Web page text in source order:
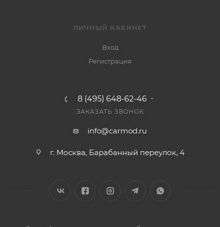
ЛИЧНЫЙ КАБИНЕТ
Вход
Регистрация
8 (495) 648-62-46
ЗАКАЗАТЬ ЗВОНОК
info@carmod.ru
г. Москва, Барабанный переулок, 4